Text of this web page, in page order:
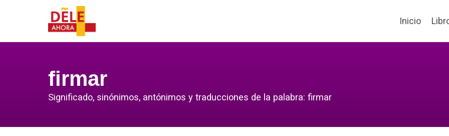
Inicio
firmar
Significado, sinónimos, antónimos y traducciones de la palabra: firmar